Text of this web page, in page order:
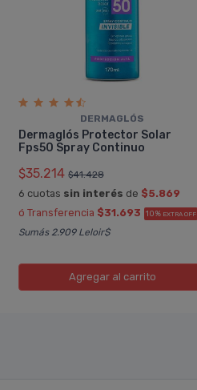
DERMAGLÓS
Dermaglós Protector Solar
Fps50 Spray Continuo
$35.214 $41.428
6 cuotas sin interés de $5.869
ó Transferencia $31.693 10% EXTRA OFF
Sumás 2.909 Leloir$
Agregaral carrito